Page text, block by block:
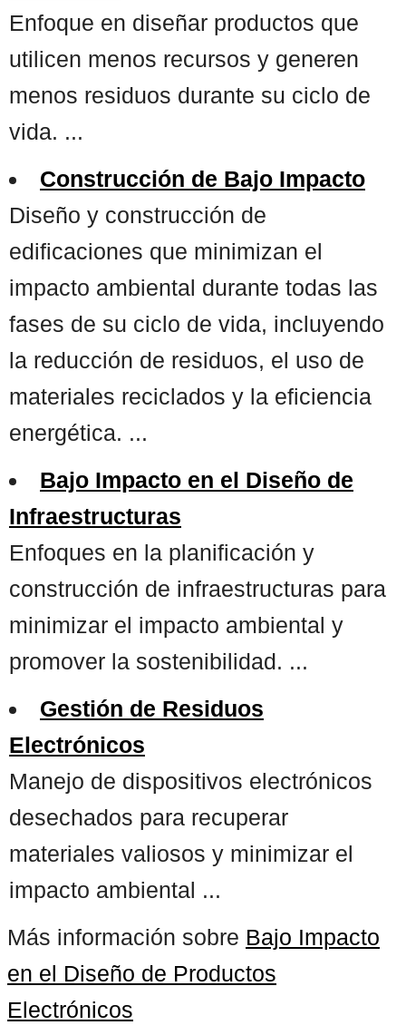
Enfoque en diseñar productos que
utilicen menos recursos y generen
menos residuos durante su ciclo de
vida. ...
Construcción de Bajo Impacto
Diseño y construcción de
edificaciones que minimizan el
impacto ambiental durante todas las
fases de su ciclo de vida, incluyendo
la reducción de residuos, el uso de
materiales reciclados y la eficiencia
energética. ...
Bajo Impacto en el Diseño de
Infraestructuras
Enfoques en la planificación y
construcción de infraestructuras para
minimizar el impacto ambiental y
promover la sostenibilidad. ...
Gestión de Residuos
Electrónicos
Manejo de dispositivos electrónicos
desechados para recuperar
materiales valiosos y minimizar el
impacto ambiental ...
Más información sobre Bajo Impacto
en el Diseño de Productos
Electrónicos